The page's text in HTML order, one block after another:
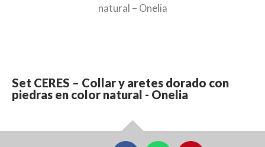
natural – Onelia
Set CERES – Collar y aretes dorado con
piedras en color natural - Onelia